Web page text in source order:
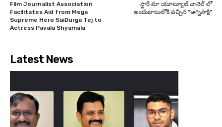
Film Journalist Association
Facilitates Aid from Mega
Supreme Hero SaiDurga Tej to
Actress Pavala Shyamala
స్టార్ మా యూట్యూబ్ ఛానెల్ లో
అందుబాటులోకి వచ్చిన “అగ్నిసాక్షి”
Latest News